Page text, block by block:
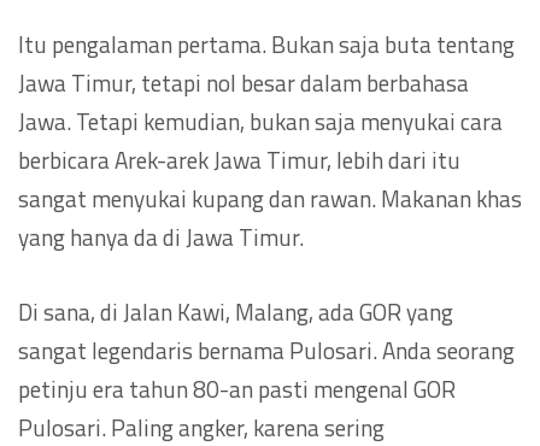
Itu pengalaman pertama. Bukan saja buta tentang
Jawa Timur, tetapi nol besar dalam berbahasa
Jawa. Tetapi kemudian, bukan saja menyukai cara
berbicara Arek-arek Jawa Timur, lebih dari itu
sangat menyukai kupang dan rawan. Makanan khas
yang hanya da di Jawa Timur.
Di sana, di Jalan Kawi, Malang, ada GOR yang
sangat legendaris bernama Pulosari. Anda seorang
petinju era tahun 80-an pasti mengenal GOR
Pulosari. Paling angker, karena sering